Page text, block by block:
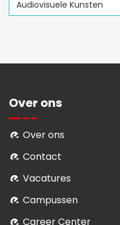
Audiovisuele Kunsten
Over ons
Over ons
Contact
Vacatures
Campussen
Career Center